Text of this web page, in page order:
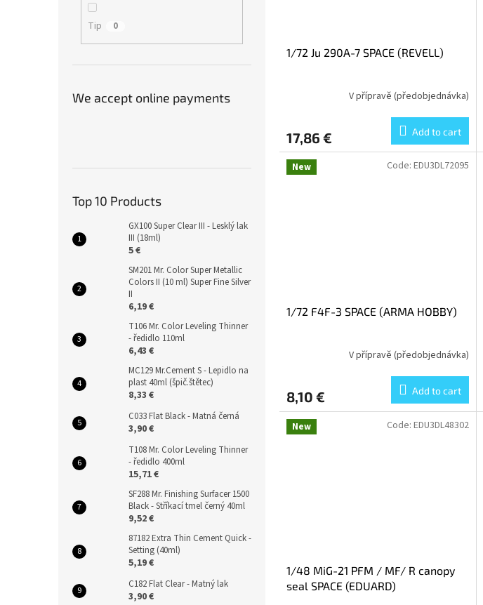
Tip 0
We accept online payments
Top 10 Products
GX100 Super Clear III - Lesklý lak
III (18ml)
5 €
SM201 Mr. Color Super Metallic
Colors II (10 ml) Super Fine Silver
II
6,19 €
T106 Mr. Color Leveling Thinner
- ředidlo 110ml
6,43 €
MC129 Mr.Cement S - Lepidlo na
plast 40ml (špič.štětec)
8,33 €
C033 Flat Black - Matná černá
3,90 €
T108 Mr. Color Leveling Thinner
- ředidlo 400ml
15,71 €
SF288 Mr. Finishing Surfacer 1500
Black - Stříkací tmel černý 40ml
9,52 €
87182 Extra Thin Cement Quick -
Setting (40ml)
5,19 €
C182 Flat Clear - Matný lak
3,90 €
1/72 Ju 290A-7 SPACE (REVELL)
V přípravě (předobjednávka)
17,86 € Add to cart
New
1/72 F4F-3 SPACE (ARMA HOBBY)
V přípravě (předobjednávka)
8,10 € Add to cart
Code: EDU3DL72095
New
1/48 MiG-21 PFM / MF/ R canopy
seal SPACE (EDUARD)
Code: EDU3DL48302